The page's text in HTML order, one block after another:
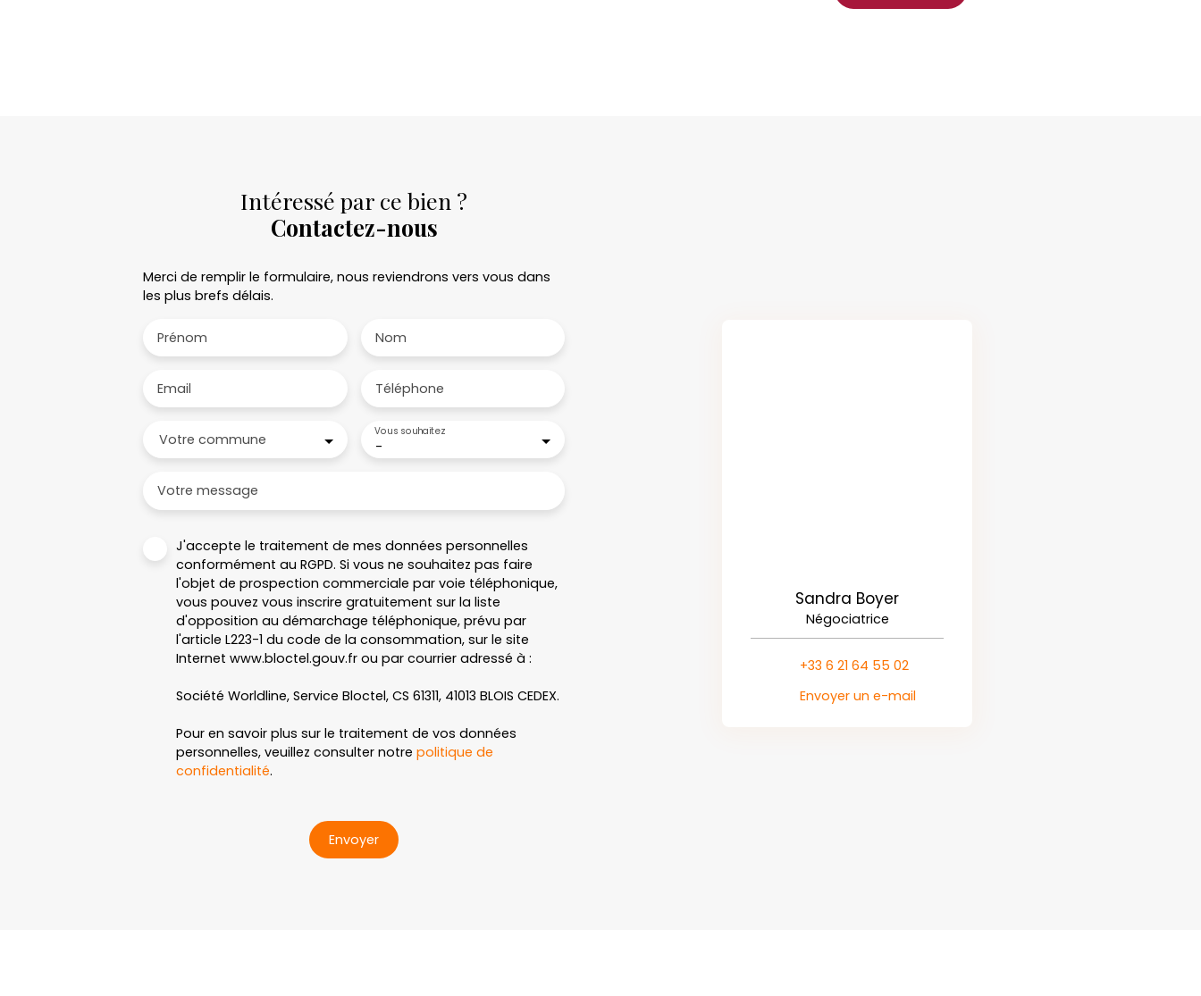
Intéressé par ce bien ?
Contactez-nous
Merci de remplir le formulaire, nous reviendrons vers vous dans
les plus brefs délais.
Prénom Nom
Email Téléphone
Votre commune -
Vous souhaitez
Votre message
J'accepte le traitement de mes données personnelles
conformément au RGPD. Si vous ne souhaitez pas faire
l'objet de prospection commerciale par voie téléphonique,
vous pouvez vous inscrire gratuitement sur la liste
d'opposition au démarchage téléphonique, prévu par
l'article L223-1 du code de la consommation, sur le site
Internet www.bloctel.gouv.fr ou par courrier adressé à :
Société Worldline, Service Bloctel, CS 61311, 41013 BLOIS CEDEX.
Pour en savoir plus sur le traitement de vos données
personnelles, veuillez consulter notre politique de
confidentialité.
Envoyer
Sandra Boyer
Négociatrice
+33 6 21 64 55 02
Envoyer un e-mail